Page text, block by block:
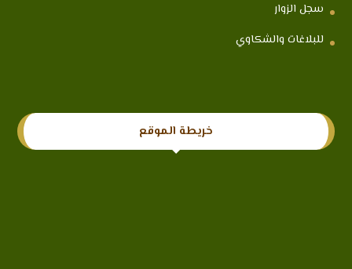
سجل الزوار
للبلاغات والشكاوي
خريطة الموقع